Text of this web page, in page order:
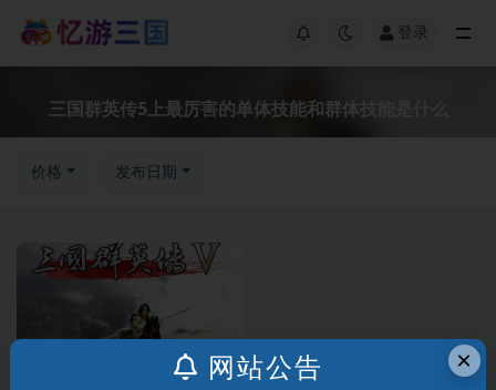
登录
三国群英传5上最厉害的单体技能和群体技能是什么
价格 发布日期
×
网站公告